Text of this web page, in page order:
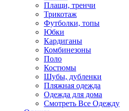
Плащи, тренчи
Трикотаж
Футболки, топы
Юбки
Кардиганы
Комбинезоны
Поло
Костюмы
Шубы, дубленки
Пляжная одежда
Одежда для дома
Смотреть Все Одежду